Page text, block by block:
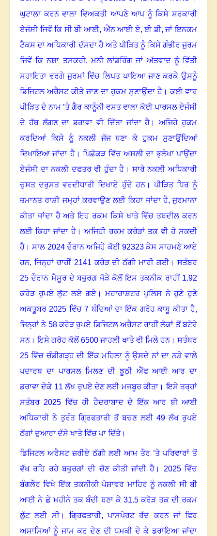
ਘੁਟਾਲਾ ਕਰਨ ਵਾਲਾ ਵਿਅਕਤੀ ਆਪਣੇ ਆਪ ਨੂੰ ਕਿਸੇ ਸਰਕਾਰੀ
ਏਜੰਸੀ ਜਿਵੇਂ ਕਿ ਸੀ ਬੀ ਆਈ, ਐੱਨ ਆਈ ਏ,ਈ ਡੀ,ਜਾਂ ਇਨਕਮ
ਟੈਕਸ ਦਾ ਅਧਿਕਾਰੀ ਦੱਸਦਾ ਹੈ ਅਤੇ ਪੀੜਿਤ ਨੂੰ ਕਿਸੇ ਗੰਭੀਰ ਜੁਰਮ
ਜਿਵੇਂ ਕਿ ਨਸ਼ਾ ਤਸਕਰੀ, ਮਨੀ ਲਾਂਡਰਿੰਗ ਜਾਂ ਅੱਤਵਾਦ ਨੂੰ ਵਿੱਤੀ
ਸਹਾਇਤਾ ਵਰਗੇ ਜੁਰਮਾਂ ਵਿੱਚ ਲਿਪਤ ਪਾਇਆ ਜਾਣ ਕਰਕੇ ਉਸਨੂੰ
ਡਿਜਿਟਲ ਅਰੈਸਟ ਕੀਤੇ ਜਾਣ ਦਾ ਹੁਕਮ ਸੁਣਾਉਂਦਾ ਹੈ ।ਕਈ ਵਾਰ
ਪੀੜਿਤ ਦੇ ਨਾਮ ’ਤੇ ਗੈਰ ਕਾਨੂੰਨੀ ਵਸਤ ਵਾਲਾ ਕੋਈ ਪਾਰਸਲ ਏਜੰਸੀ
ਦੇ ਹੱਥ ਲੱਗਣ ਦਾ ਡਰਾਵਾ ਵੀ ਦਿੱਤਾ ਜਾਂਦਾ ਹੈ ।ਅਜਿਹੇ ਹੁਕਮ
ਕਰਦਿਆਂ ਕਿਸੇ ਨੂੰ ਨਕਲੀ ਜੱਜ ਬਣਾ ਕੇ ਹੁਕਮ ਸੁਣਾਉਂਦਿਆਂ
ਦਿਖਾਇਆ ਜਾਂਦਾ ਹੈ। ਪਿਛੋਕੜ ਵਿੱਚ ਅਸਲੀ ਦਾ ਭੁਲੇਖਾ ਪਾਉਂਦਾ
ਏਜੰਸੀ ਦਾ ਨਕਲੀ ਦਫਤਰ ਵੀ ਹੁੰਦਾ ਹੈ । ਸਾਰੇ ਨਕਲੀ ਅਧਿਕਾਰੀ
ਚੁਸਤ ਦਰੁਸਤ ਵਰਦੀਧਾਰੀ ਦਿਖਾਏ ਹੁੰਦੇ ਹਨ।ਪੀੜਿਤ ਧਿਰ ਨੂੰ
ਜ਼ਮਾਨਤ ਰਾਸ਼ੀ ਜਮ੍ਹਾਂ ਕਰਵਾਉਣ ਲਈ ਕਿਹਾ ਜਾਂਦਾ ਹੈ,ਜੁਰਮਾਨਾ
ਕੀਤਾ ਜਾਂਦਾ ਹੈ ਅਤੇ ਇਹ ਰਕਮ ਕਿਸੇ ਖਾਤੇ ਵਿੱਚ ਤਬਦੀਲ ਕਰਨ
ਲਈ ਕਿਹਾ ਜਾਂਦਾ ਹੈ ।ਅਜਿਹੀ ਰਕਮ ਕਰੋੜਾਂ ਤਕ ਵੀ ਹੋ ਸਕਦੀ
ਹੈ ।ਸਾਲ 2024 ਦੌਰਾਨ ਅਜਿਹੇ ਕੋਈ 92323 ਕੇਸ ਸਾਹਮਣੇ ਆਏ
ਹਨ, ਜਿਨ੍ਹਾਂ ਰਾਹੀਂ 2141 ਕਰੋੜ ਦੀ ਠੱਗੀ ਮਾਰੀ ਗਈ।ਸਤੰਬਰ
25 ਦੌਰਾਨ ਮੈਸੂਰ ਦੇ ਬਜ਼ੁਰਗ ਜੋੜੇ ਕੋਲੋਂ ਇਸ ਤਕਨੀਕ ਰਾਹੀਂ 1.92
ਕਰੋੜ ਰੁਪਏ ਲੁੱਟ ਲਏ ਗਏ।ਮਹਾਰਾਸ਼ਟਰ ਪੁਲਿਸ ਨੇ ਹੁਣੇ ਹੁਣੇ
ਅਕਤੂਬਰ 2025 ਵਿੱਚ 7 ਬੰਦਿਆਂ ਦਾ ਇੱਕ ਗਰੋਹ ਕਾਬੂ ਕੀਤਾ ਹੈ,
ਜਿਨ੍ਹਾਂ ਨੇ 58 ਕਰੋੜ ਰੁਪਏ ਡਿਜਿਟਲ ਅਰੈਸਟ ਰਾਹੀਂ ਲੋਕਾਂ ਤੋਂ ਬਟੋਰੇ
ਸਨ।ਇਸੇ ਗਰੋਹ ਕੋਲੋਂ 6500 ਜਾਹਲੀ ਖਾਤੇ ਵੀ ਮਿਲੇ ਹਨ। ਸਤੰਬਰ
25 ਵਿੱਚ ਚੰਡੀਗੜ੍ਹ ਦੀ ਇੱਕ ਮਹਿਲਾ ਨੂੰ ਉਸਦੇ ਨਾਂ ਦਾ ਨਸ਼ੇ ਵਾਲੇ
ਪਦਾਰਥ ਦਾ ਪਾਰਸਲ ਮਿਲਣ ਦੀ ਝੂਠੀ ਐੱਫ ਆਈ ਆਰ ਦਾ
ਡਰਾਵਾ ਦੇਕੇ 11 ਲੱਖ ਰੁਪਏ ਦੇਣ ਲਈ ਮਜਬੂਰ ਕੀਤਾ ।ਇਸੇ ਤਰ੍ਹਾਂ
ਸਤੰਬਰ 2025 ਵਿੱਚ ਹੀ ਹੈਦਰਾਬਾਦ ਦੇ ਇੱਕ ਆਰ ਬੀ ਆਈ
ਅਧਿਕਾਰੀ ਨੇ ਤੁਰੰਤ ਗ੍ਰਿਫਤਾਰੀ ਤੋਂ ਬਚਣ ਲਈ 49 ਲੱਖ ਰੁਪਏ
ਠੱਗਾਂ ਦੁਆਰਾ ਦੱਸੇ ਖਾਤੇ ਵਿੱਚ ਪਾ ਦਿੱਤੇ।
ਡਿਜਿਟਲ ਅਰੈਸਟ ਜ਼ਰੀਏ ਠੱਗੀ ਲਈ ਆਮ ਤੌਰ ’ਤੇ ਪਰਿਵਾਰਾਂ ਤੋਂ
ਵੱਖ ਰਹਿ ਰਹੇ ਬਜ਼ੁਰਗਾਂ ਦੀ ਚੋਣ ਕੀਤੀ ਜਾਂਦੀ ਹੈ । 2025 ਵਿੱਚ
ਬੰਗਲੌਰ ਵਿਖੇ ਇੱਕ ਤਕਨੀਕੀ ਪੇਸ਼ਾਵਰ ਮਾਹਿਰ ਨੂੰ ਨਕਲੀ ਸੀ ਬੀ
ਆਈ ਨੇ ਛੇ ਮਹੀਨੇ ਤਕ ਬੰਦੀ ਬਣਾ ਕੇ 31.5 ਕਰੋੜ ਤਕ ਦੀ ਰਕਮ
ਲੁੱਟ ਲਈ ਸੀ। ਗ੍ਰਿਫਤਾਰੀ,ਪਾਸਪੋਰਟ ਰੱਦ ਕਰਨ ਜਾਂ ਫਿਰ
ਅਸਾਸਿਆਂ ਨੂੰ ਜਾਮ ਕਰ ਦੇਣ ਦੀ ਧਮਕੀ ਦੇ ਕੇ ਡਰਾਇਆ ਜਾਂਦਾ